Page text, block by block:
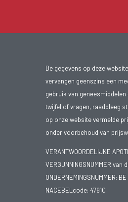
De gegevens op deze
vervangen geenszins een
gebruik van
twijfel of vragen, raadpleeg
op onze website vermelde
onder voorbehoud van
VERANTWOORDELIJKE
VERGUNNINGSNUMMER van
ONDERNEMINGSNUMMER:
NACEBELcode: 47910